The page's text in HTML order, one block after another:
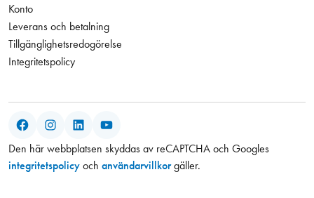
Konto
Leverans och betalning
Tillgänglighetsredogörelse
Integritetspolicy
Facebook
Instagram
LinkedIn
Den här webbplatsen skyddas av reCAPTCHA och Googles
integritetspolicy och användarvillkorgäller.